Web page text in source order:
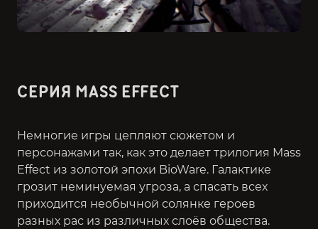
СЕРИЯ MASS EFFECT
Немногие игры цепляют сюжетом и
персонажами так, как это делает трилогия Mass
Effect из золотой эпохи BioWare. Галактике
грозит неминуемая угроза, а спасать всех
приходится необычной солянке героев
разных рас из различных слоёв общества.